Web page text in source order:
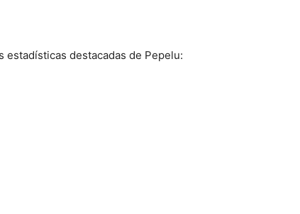
estadísticas destacadas de Pepelu: